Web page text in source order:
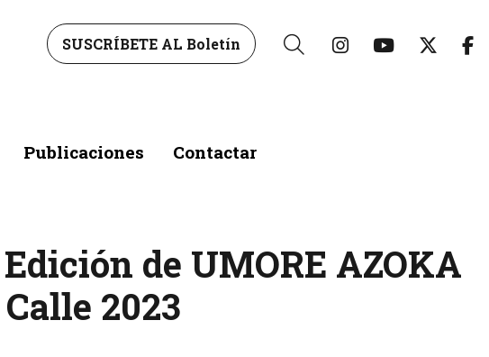
Link aLink a
SUSCRÍBETE AL Boletín
Publicaciones Contactar
de UMORE AZOKA
2023